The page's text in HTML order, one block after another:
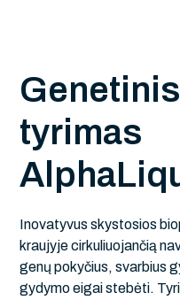
Genetinis
tyrimas
A p haLiq
Inovatyvus skystosios
kraujyje cirkuliuojančią
genų pokyčius, svarbius
gydymo eigai stebėti.